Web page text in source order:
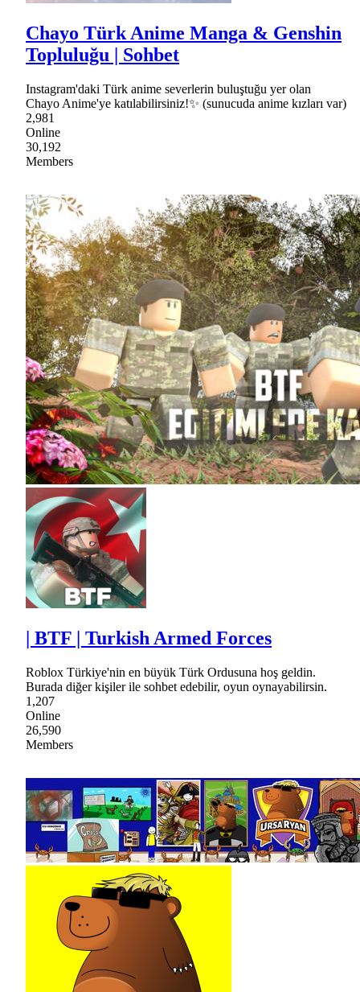
Chayo Türk Anime Manga & Genshin
Topluluğu | Sohbet
Instagram'daki Türk anime severlerin buluştuğu yer olan
Chayo Anime'ye katılabilirsiniz!✨ (sunucuda anime kızları var)
2,981
Online
30,192
Members
| BTF | Turkish Armed Forces
Roblox Türkiye'nin en büyük Türk Ordusuna hoş geldin.
Burada diğer kişiler ile sohbet edebilir, oyun oynayabilirsin.
1,207
Online
26,590
Members